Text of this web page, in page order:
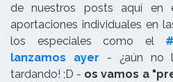
de nuestros posts aquí en
aportaciones individuales en
los especiales como el
lanzamos ayer - ¿aún no
tardando! ;D - os vamos a